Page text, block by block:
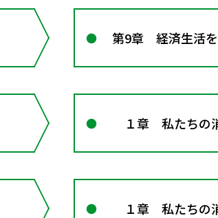
第9章 経済生活
１章 私たちの
１章 私たちの